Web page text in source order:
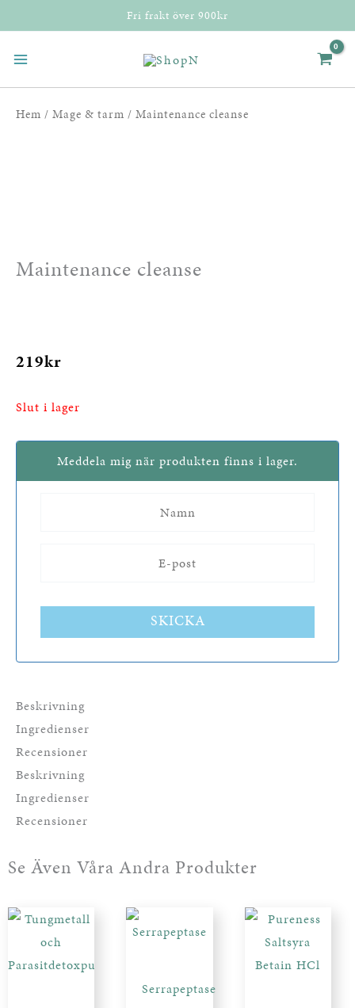
till
innehåll
Fri frakt över 900kr
Hem / Mage & tarm / Maintenance cleanse
Maintenance cleanse
219kr
Slut i lager
Meddela mig när produkten finns i lager.
SKICKA
Beskrivning
Ingredienser
Recensioner
Beskrivning
Ingredienser
Recensioner
Se Även Våra Andra Produkter
Serrapeptase
Prisintervall:
329kr